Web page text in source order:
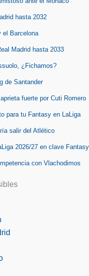
hasta 2032
el Barcelona
Madrid hasta 2033
¿Fichamos?
de Santander
fuerte por Cuti Romero
para tu Fantasy en LaLiga
salir del Atlético
2026/27 en clave Fantasy
con Vlachodimos